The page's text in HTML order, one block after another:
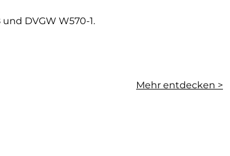
DVGW W570-1.
Mehr entdecken >